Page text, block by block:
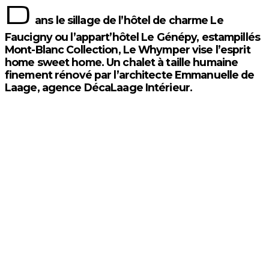
D ans le sillage de l’hôtel de charme Le
Faucigny ou l’appart’hôtel Le Génépy, estampillés
Mont-Blanc Collection, Le Whymper vise l’esprit
home sweet home. Un chalet à taille humaine
finement rénové par l’architecte Emmanuelle de
Laage, agence DécaLaage Intérieur.